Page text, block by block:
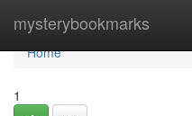
mysterybookmarks
Home
Home
1